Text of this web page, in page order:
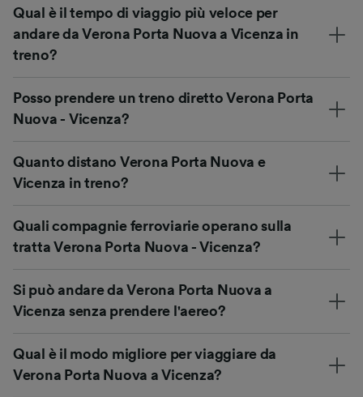
Qual è il tempo di viaggio più veloce per
andare da Verona Porta Nuova a Vicenza in
treno?
Posso prendere un treno diretto Verona Porta
Nuova - Vicenza?
Quanto distano Verona Porta Nuova e
Vicenza in treno?
Quali compagnie ferroviarie operano sulla
tratta Verona Porta Nuova - Vicenza?
Si può andare da Verona Porta Nuova a
Vicenza senza prendere l'aereo?
Qual è il modo migliore per viaggiare da
Verona Porta Nuova a Vicenza?